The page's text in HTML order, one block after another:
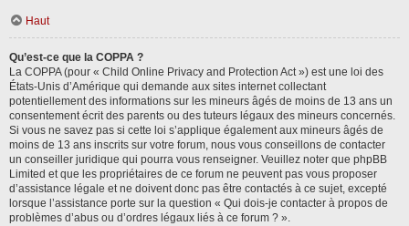
Haut
Qu’est-ce que la COPPA ?
La COPPA (pour « Child Online Privacy and Protection Act ») est une loi des
États-Unis d’Amérique qui demande aux sites internet collectant
potentiellement des informations sur les mineurs âgés de moins de 13 ans un
consentement écrit des parents ou des tuteurs légaux des mineurs concernés.
Si vous ne savez pas si cette loi s’applique également aux mineurs âgés de
moins de 13 ans inscrits sur votre forum, nous vous conseillons de contacter
un conseiller juridique qui pourra vous renseigner. Veuillez noter que phpBB
Limited et que les propriétaires de ce forum ne peuvent pas vous proposer
d’assistance légale et ne doivent donc pas être contactés à ce sujet, excepté
lorsque l’assistance porte sur la question « Qui dois-je contacter à propos de
problèmes d’abus ou d’ordres légaux liés à ce forum ? ».